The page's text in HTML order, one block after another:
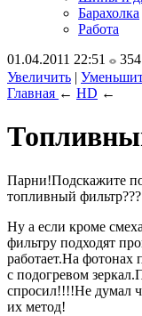
Барахолка
Работа
01.04.2011 22:51
Увеличить |
Главная ← HD ←
Парни!Подскажите
топливный фильтр???
Ну а если кроме
фильтру подходят
работает.На фотонах
с подогревом
спросил!!!!Не думал
их метод!